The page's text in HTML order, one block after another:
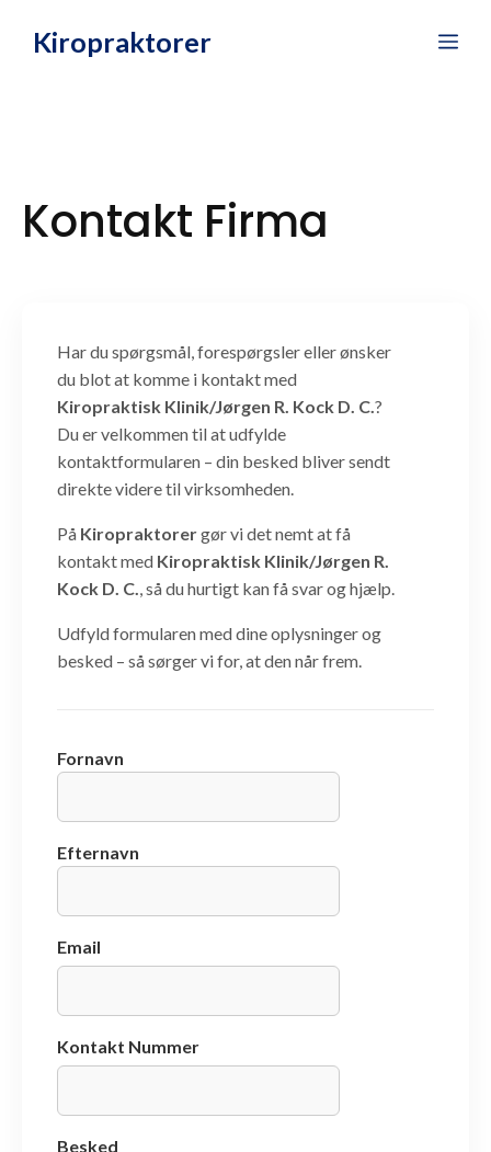
Kiropraktorer
Kontakt Firma
Har du spørgsmål, forespørgsler eller ønsker
du blot at komme i kontakt med
Kiropraktisk Klinik/Jørgen R. Kock D. C.?
Du er velkommen til at udfylde
kontaktformularen – din besked bliver sendt
direkte videre til virksomheden.
På Kiropraktorergør vi det nemt at få
kontakt med Kiropraktisk Klinik/Jørgen R.
Kock D. C., så du hurtigt kan få svar og hjælp.
Udfyld formularen med dine oplysninger og
besked – så sørger vi for, at den når frem.
Fornavn
Efternavn
Email
Kontakt Nummer
Besked